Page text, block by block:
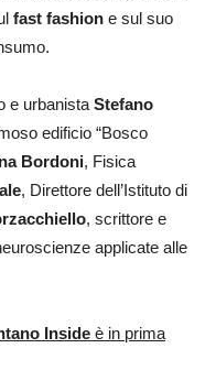
fast fashion e sul suo
e urbanista Stefano
edificio “Bosco
Bordoni, Fisica
, Direttore dell’Istituto di
, scrittore e
applicate alle
Inside è in prima